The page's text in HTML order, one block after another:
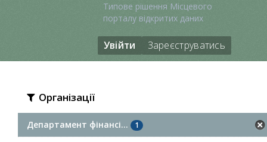
Типове рішення Місцевого
порталу відкритих даних
Увійти Зареєструватись
Організації
Департамент фінансі... 1